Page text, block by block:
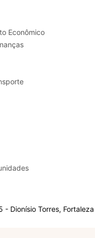
Trabalho e Desenvolvimento Econômico
Dionísio Torres,